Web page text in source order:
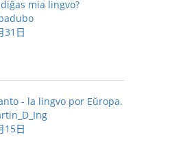
mia lingvo?
31日
- la lingvo por Eŭropa.
15日